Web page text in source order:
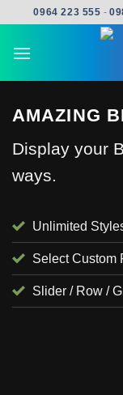
content
0964 223 555 -
AMAZING
Display your
ways.
Unlimited
Select Custom
Slider / Row /